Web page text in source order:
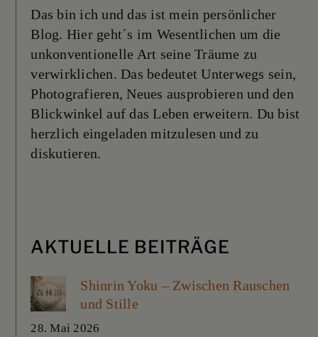
Das bin ich und das ist mein persönlicher
Blog. Hier geht´s im Wesentlichen um die
unkonventionelle Art seine Träume zu
verwirklichen. Das bedeutet Unterwegs sein,
Photografieren, Neues ausprobieren und den
Blickwinkel auf das Leben erweitern. Du bist
herzlich eingeladen mitzulesen und zu
diskutieren.
AKTUELLE BEITRÄGE
Shinrin Yoku – Zwischen Rauschen
und Stille
28. Mai 2026